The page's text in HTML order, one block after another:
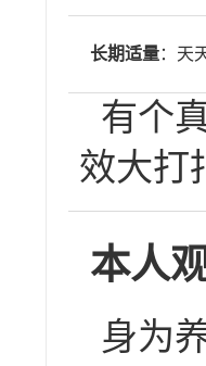
长期适量：天
有个
效大打
本人
身为